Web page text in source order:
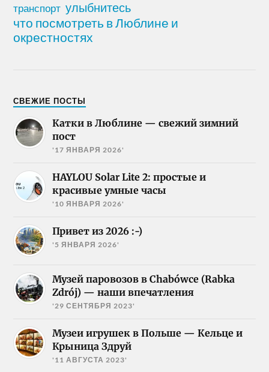
транспорт улыбнитесь
что посмотреть в Люблине и
окрестностях
СВЕЖИЕ ПОСТЫ
Катки в Люблине — свежий зимний
пост
'17 ЯНВАРЯ 2026'
HAYLOU Solar Lite 2: простые и
красивые умные часы
'10 ЯНВАРЯ 2026'
Привет из 2026 :-)
'5 ЯНВАРЯ 2026'
Музей паровозов в Chabówce (Rabka
Zdrój) — наши впечатления
'29 СЕНТЯБРЯ 2023'
Музеи игрушек в Польше — Кельце и
Крыница Здруй
'11 АВГУСТА 2023'